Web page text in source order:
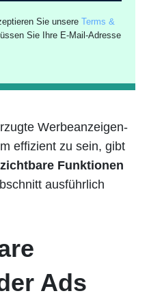
Sie unsereTerms &
Sie Ihre E-Mail-Adresse
Werbeanzeigen-
effizient zu sein, gibt
Funktionen
ausführlich
Ads